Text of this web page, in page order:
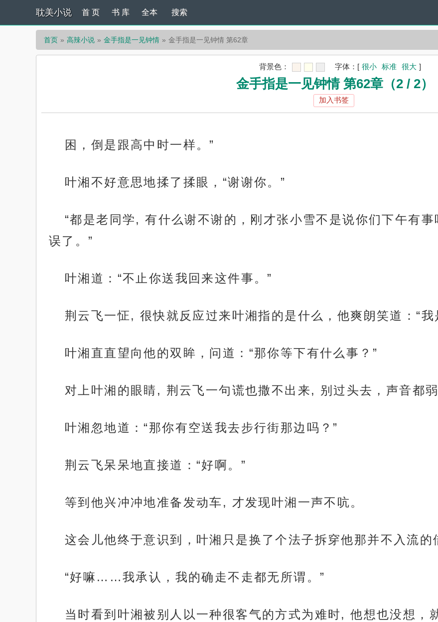
耽美小说 首 页 书 库 全本 搜索
首页 高辣小说 金手指是一见钟情 金手指是一见钟情 第62章
背景色： 字体： [ 很小 标准 很大 ]
金手指是一见钟情 第62章（2 / 2）
加入书签
困，倒是跟高中时一样。”
叶湘不好意思地揉了揉眼，“谢谢你。”
“都是老同学, 有什么谢不谢的，刚才张小雪不是说你们下午有
误了。”
叶湘道：“不止你送我回来这件事。”
荆云飞一怔, 很快就反应过来叶湘指的是什么，他爽朗笑道：“我
叶湘直直望向他的双眸，问道：“那你等下有什么事？”
对上叶湘的眼睛, 荆云飞一句谎也撒不出来, 别过头去，声音都
叶湘忽地道：“那你有空送我去步行街那边吗？”
荆云飞呆呆地直接道：“好啊。”
等到他兴冲冲地准备发动车, 才发现叶湘一声不吭。
这会儿他终于意识到，叶湘只是换了个法子拆穿他那并不入流的
“好嘛……我承认，我的确走不走都无所谓。”
当时看到叶湘被别人以一种很客气的方式为难时, 他想也没想，